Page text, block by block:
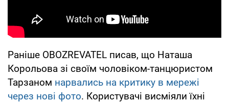
Раніше OBOZREVATEL писав, що Наташа
Корольова зі своїм чоловіком-танцюристом
Тарзаном нарвались на критику в мережі
через нові фото. Користувачі висміяли їхні